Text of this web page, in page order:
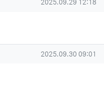
작성일
2025.09.29 12:18
작성일
2025.09.30 09:01